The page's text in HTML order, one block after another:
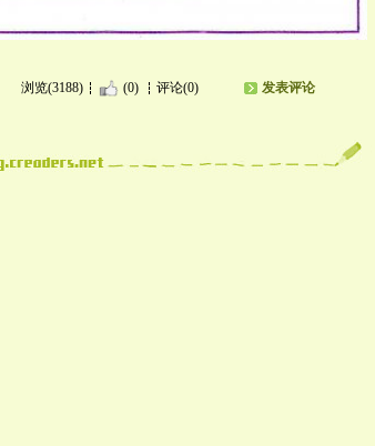
浏览(3188) (0) 评论(0) 发表评论